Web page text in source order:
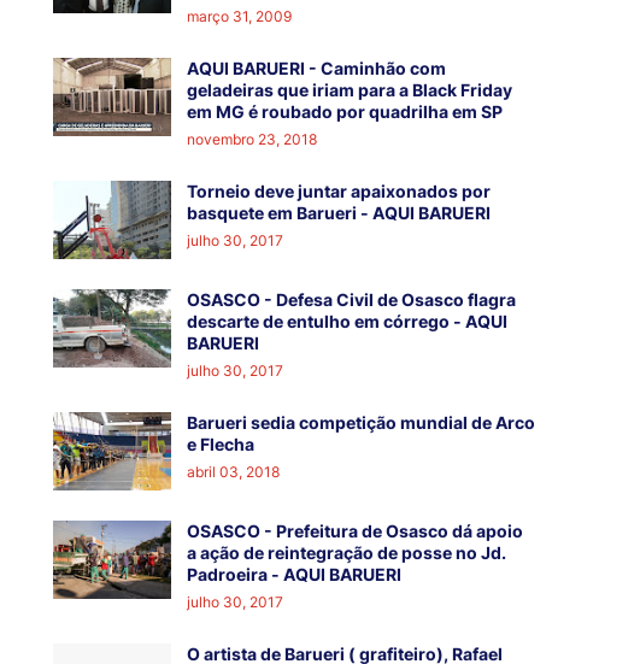
março 31, 2009
AQUI BARUERI - Caminhão com
geladeiras que iriam para a Black Friday
em MG é roubado por quadrilha em SP
novembro 23, 2018
Torneio deve juntar apaixonados por
basquete em Barueri - AQUI BARUERI
julho 30, 2017
OSASCO - Defesa Civil de Osasco flagra
descarte de entulho em córrego - AQUI
BARUERI
julho 30, 2017
Barueri sedia competição mundial de Arco
e Flecha
abril 03, 2018
OSASCO - Prefeitura de Osasco dá apoio
a ação de reintegração de posse no Jd.
Padroeira - AQUI BARUERI
julho 30, 2017
O artista de Barueri ( grafiteiro), Rafael